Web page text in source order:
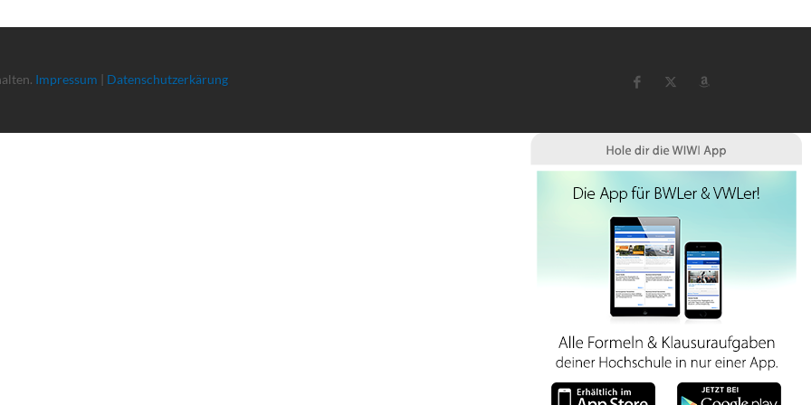
Impressum | Datenschutzerkärung